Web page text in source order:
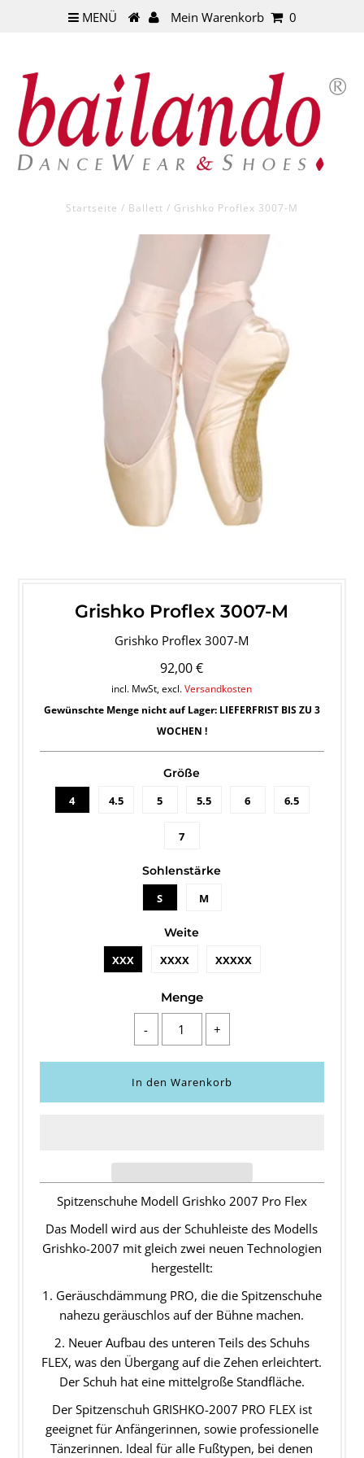
MENÜ Mein Warenkorb 0
Startseite / Ballett / Grishko Proflex 3007-M
Grishko Proflex 3007-M
Grishko Proflex 3007-M
92,00 €
incl. MwSt, excl.Versandkosten
Gewünschte Menge nicht auf Lager: LIEFERFRIST BIS ZU 3
WOCHEN !
Größe
4
4.5 5 5.5 6 6.5
7
Sohlenstärke
S
M
Weite
XXX
XXXX XXXXX
Menge
- +
Spitzenschuhe Modell Grishko 2007 Pro Flex
Das Modell wird aus der Schuhleiste des Modells
Grishko-2007 mit gleich zwei neuen Technologien
hergestellt:
1. Geräuschdämmung PRO, die die Spitzenschuhe
nahezu geräuschlos auf der Bühne machen.
2. Neuer Aufbau des unteren Teils des Schuhs
FLEX, was den Übergang auf die Zehen erleichtert.
Der Schuh hat eine mittelgroße Standfläche.
Der Spitzenschuh GRISHKO-2007 PRO FLEX ist
geeignet für Anfängerinnen, sowie professionelle
Tänzerinnen. Ideal für alle Fußtypen, bei denen